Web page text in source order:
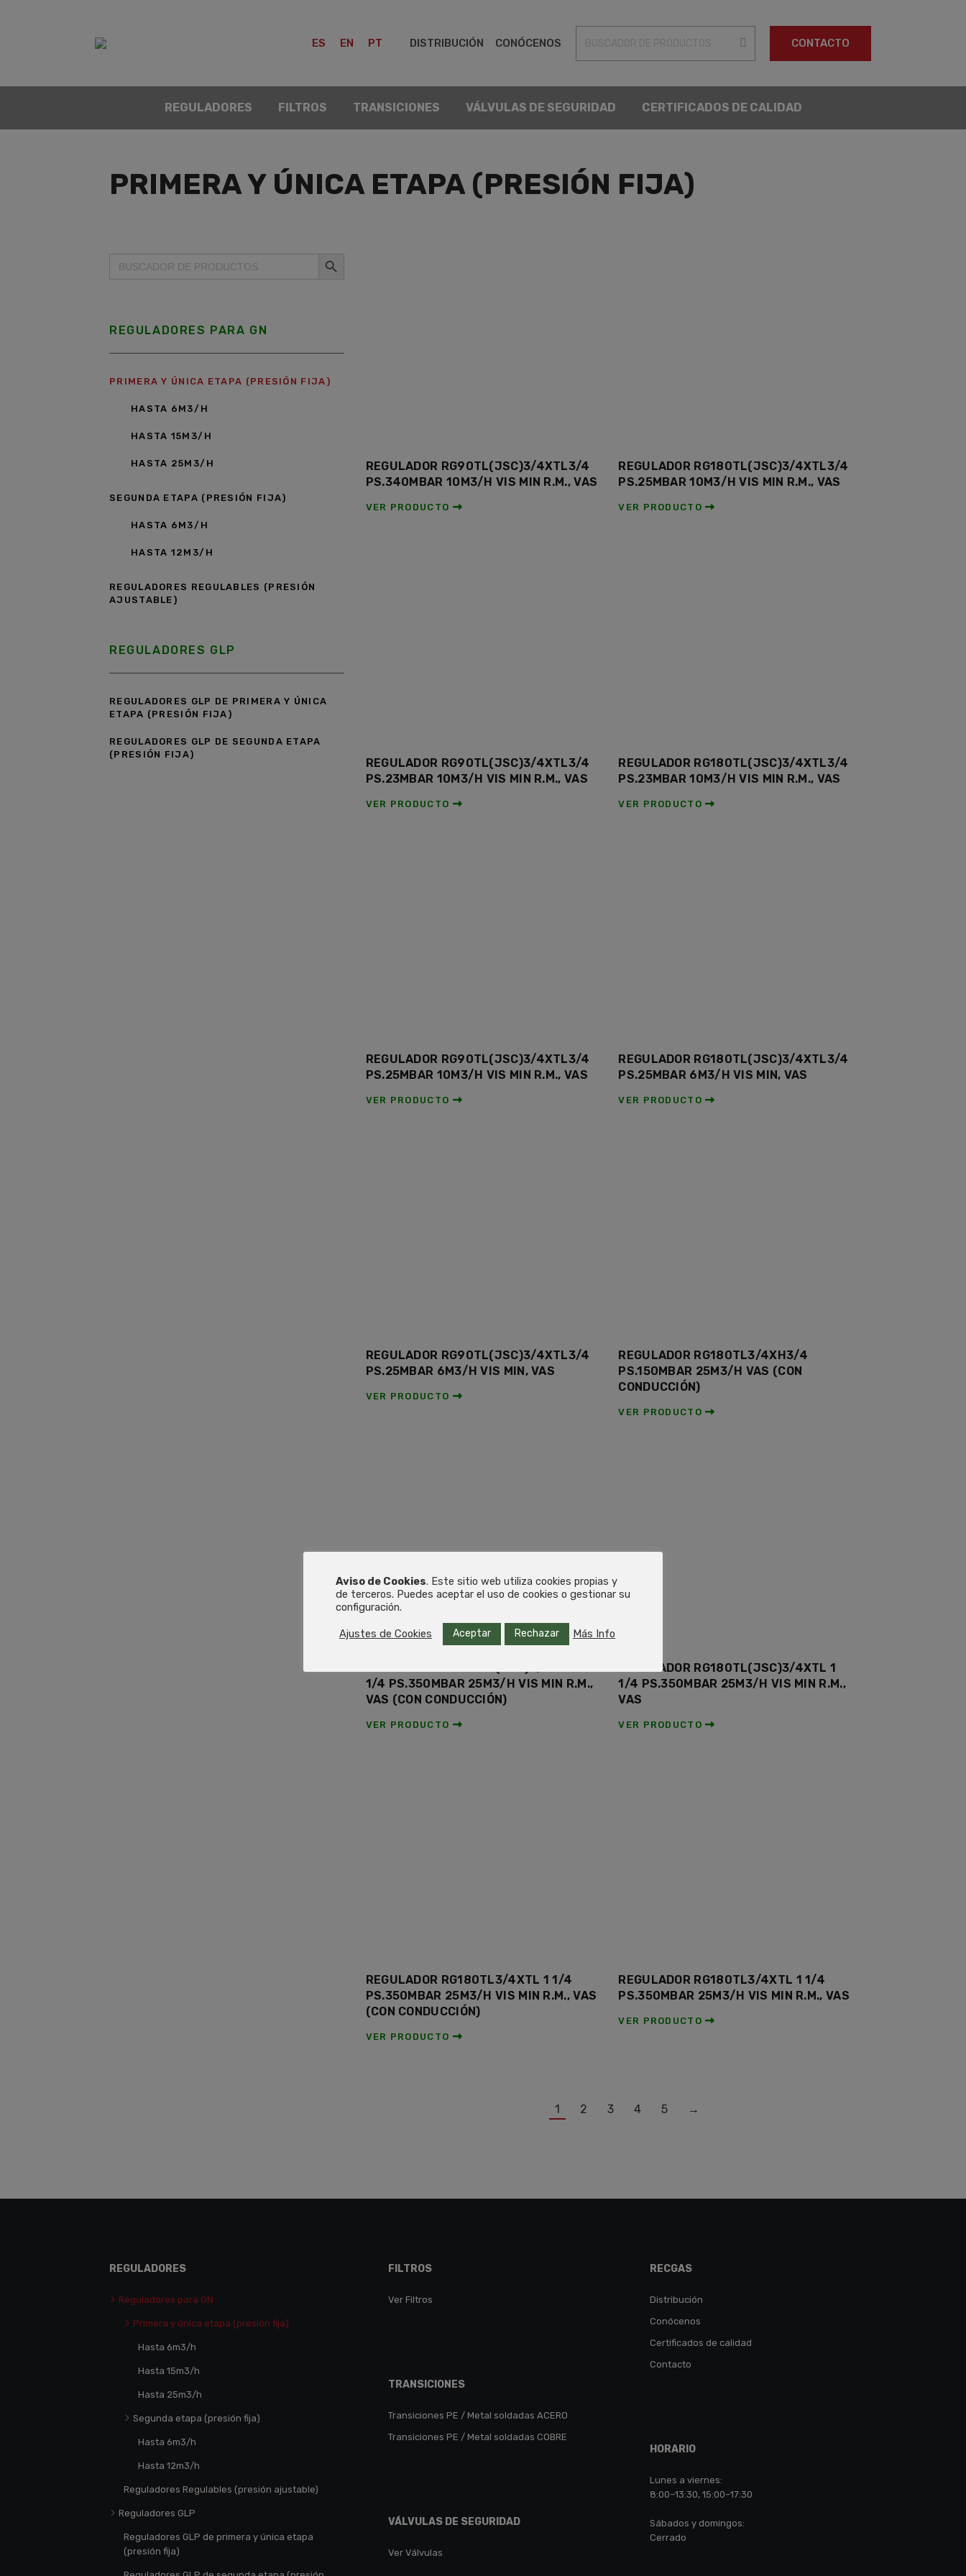
ES EN PT DISTRIBUCIÓN CONÓCENOS CONTACTO
REGULADORES FILTROS TRANSICIONES VÁLVULAS DE SEGURIDAD CERTIFICADOS DE CALIDAD
PRIMERA Y ÚNICA ETAPA (PRESIÓN FIJA)
Buscar: Botón de búsqueda
REGULADORES PARA GN
PRIMERA Y ÚNICA ETAPA (PRESIÓN FIJA)
HASTA 6M3/H
HASTA 15M3/H
HASTA 25M3/H
SEGUNDA ETAPA (PRESIÓN FIJA)
HASTA 6M3/H
HASTA 12M3/H
REGULADORES REGULABLES (PRESIÓN
AJUSTABLE)
REGULADORES GLP
REGULADORES GLP DE PRIMERA Y ÚNICA
ETAPA (PRESIÓN FIJA)
REGULADORES GLP DE SEGUNDA ETAPA
(PRESIÓN FIJA)
REGULADOR RG90TL(JSC)3/4XTL3/4
PS.340MBAR 10M3/H VIS MIN R.M., VAS
VER PRODUCTO
REGULADOR RG180TL(JSC)3/4XTL3/4
PS.25MBAR 10M3/H VIS MIN R.M., VAS
VER PRODUCTO
REGULADOR RG90TL(JSC)3/4XTL3/4
PS.23MBAR 10M3/H VIS MIN R.M., VAS
VER PRODUCTO
REGULADOR RG180TL(JSC)3/4XTL3/4
PS.23MBAR 10M3/H VIS MIN R.M., VAS
VER PRODUCTO
REGULADOR RG90TL(JSC)3/4XTL3/4
PS.25MBAR 10M3/H VIS MIN R.M., VAS
VER PRODUCTO
REGULADOR RG180TL(JSC)3/4XTL3/4
PS.25MBAR 6M3/H VIS MIN, VAS
VER PRODUCTO
REGULADOR RG90TL(JSC)3/4XTL3/4
PS.25MBAR 6M3/H VIS MIN, VAS
VER PRODUCTO
REGULADOR RG180TL3/4XH3/4
PS.150MBAR 25M3/H VAS (CON
CONDUCCIÓN)
VER PRODUCTO
1/4 PS.350MBAR 25M3/H VIS MIN R.M.,
VAS (CON CONDUCCIÓN)
VER PRODUCTO
REGULADOR RG180TL(JSC)3/4XTL 1
1/4 PS.350MBAR 25M3/H VIS MIN R.M.,
VAS
VER PRODUCTO
REGULADOR RG180TL3/4XTL 1 1/4
PS.350MBAR 25M3/H VIS MIN R.M., VAS
(CON CONDUCCIÓN)
VER PRODUCTO
REGULADOR RG180TL3/4XTL 1 1/4
PS.350MBAR 25M3/H VIS MIN R.M., VAS
VER PRODUCTO
1 2 3 4 5 →
REGULADORES
Reguladores para GN
Primera y única etapa (presión fija)
Hasta 6m3/h
Hasta 15m3/h
Hasta 25m3/h
Segunda etapa (presión fija)
Hasta 6m3/h
Hasta 12m3/h
Reguladores Regulables (presión ajustable)
Reguladores GLP
Reguladores GLP de primera y única etapa
(presión fija)
FILTROS
Ver Filtros
TRANSICIONES
Transiciones PE / Metal soldadas ACERO
Transiciones PE / Metal soldadas COBRE
VÁLVULAS DE SEGURIDAD
Ver Válvulas
RECGAS
Distribución
Conócenos
Certificados de calidad
Contacto
HORARIO
Lunes a viernes:
8:00–13:30, 15:00–17:30
Sábados y domingos:
Cerrado
Aviso de Cookies. Este sitio web utiliza cookies propias y
de terceros. Puedes aceptar el uso de cookies o gestionar su
configuración.
Ajustes de Cookies Aceptar Rechazar Más Info